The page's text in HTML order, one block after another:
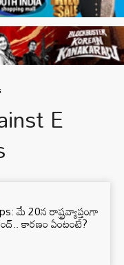
E
మే 20న రాష్ట్రవ్యాప్తంగా
కారణం ఏంటంటే?